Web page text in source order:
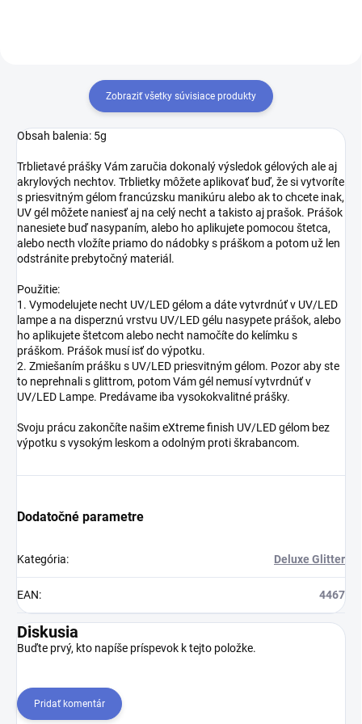
Zobraziť všetky súvisiace produkty
Obsah balenia: 5g
Trblietavé prášky Vám zaručia dokonalý výsledok gélových ale aj
akrylových nechtov. Trblietky môžete aplikovať buď, že si vytvoríte
s priesvitným gélom francúzsku manikúru alebo ak to chcete inak,
UV gél môžete naniesť aj na celý necht a takisto aj prašok. Prášok
nanesiete buď nasypaním, alebo ho aplikujete pomocou štetca,
alebo necth vložíte priamo do nádobky s práškom a potom už len
odstránite prebytočný materiál.
Použitie:
1. Vymodelujete necht UV/LED gélom a dáte vytvrdnúť v UV/LED
lampe a na disperznú vrstvu UV/LED gélu nasypete prášok, alebo
ho aplikujete štetcom alebo necht namočíte do kelímku s
práškom. Prášok musí isť do výpotku.
2. Zmiešaním prášku s UV/LED priesvitným gélom. Pozor aby ste
to neprehnali s glittrom, potom Vám gél nemusí vytvrdnúť v
UV/LED Lampe. Predávame iba vysokokvalitné prášky.
Svoju prácu zakončíte našim eXtreme finish UV/LED gélom bez
výpotku s vysokým leskom a odolným proti škrabancom.
Dodatočné parametre
Kategória: Deluxe Glitter
EAN: 4467
Diskusia
Buďte prvý, kto napíše príspevok k tejto položke.
Pridať komentár